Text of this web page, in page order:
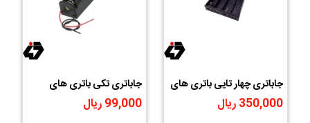
جاباتری چهار تایی باتری های
18650
350,000 ریال
جاباتری تکی باتری های
18650
99,000 ریال